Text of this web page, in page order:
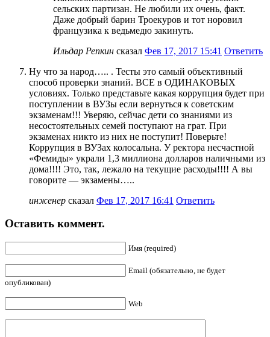
сельских партизан. Не любили их очень, факт.
Даже добрый барин Троекуров и тот норовил
французика к ведьмедю закинуть.
Ильдар Репкин сказал Фев 17, 2017 15:41 Ответить
Ну что за народ….. . Тесты это самый объективный
способ проверки знаний. ВСЕ в ОДИНАКОВЫХ
условиях. Только представьте какая коррупция будет при
поступлении в ВУЗы если вернуться к советским
экзаменам!!! Уверяю, сейчас дети со знаниями из
несостоятельных семей поступают на грат. При
экзаменах никто из них не поступит! Поверьте!
Коррупция в ВУЗах колосальна. У ректора несчастной
«Фемиды» украли 1,3 миллиона долларов наличными из
дома!!!! Это, так, лежало на текущие расходы!!!! А вы
говорите — экзамены…..
инженер сказал Фев 17, 2017 16:41 Ответить
Оставить коммент.
Имя (required)
Email (обязательно, не будет
опубликован)
Web